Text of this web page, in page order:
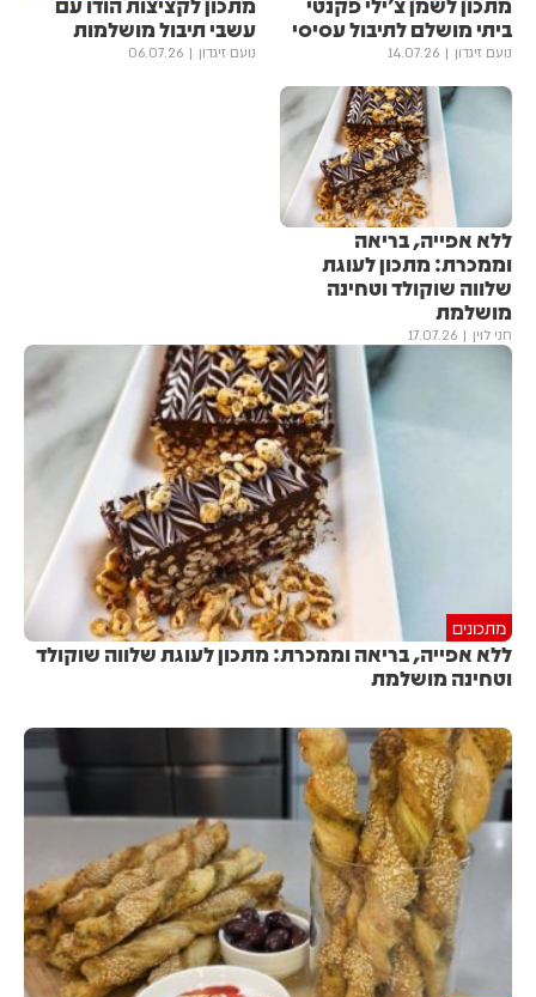
ביתי מושלם לתיבול עסיסי
נועם זיגדון 14.07.26
עשבי תיבול מושלמות
נועם זיגדון 06.07.26
ללא אפייה, בריאה
וממכרת: מתכון לעוגת
שלווה שוקולד וטחינה
מושלמת
חני לוין 17.07.26
מתכונים
ללא אפייה, בריאה וממכרת: מתכון לעוגת שלווה שוקולד
וטחינה מושלמת